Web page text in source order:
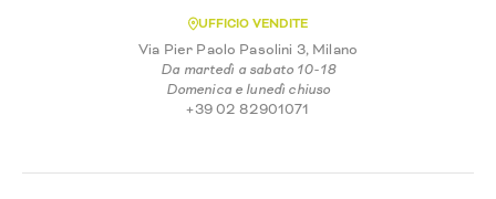
UFFICIO VENDITE
Via Pier Paolo Pasolini 3, Milano
Da martedì a sabato 10-18
Domenica e lunedì chiuso
+39 02 82901071